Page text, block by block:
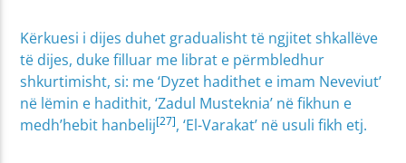
Kërkuesi i dijes duhet gradualisht të ngjitet shkallëve
të dijes, duke filluar me librat e përmbledhur
shkurtimisht, si: me ‘Dyzet hadithet e imam Neveviut’
në lëmin e hadithit, ‘Zadul Musteknia’ në fikhun e
medh’hebit hanbelij[27], ‘El-Varakat’ në usuli fikh etj.